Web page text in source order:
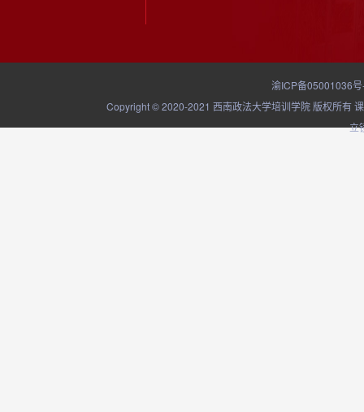
渝ICP备05001036
Copyright © 2020-2021 西南政法大学培训学院 版权所有
立